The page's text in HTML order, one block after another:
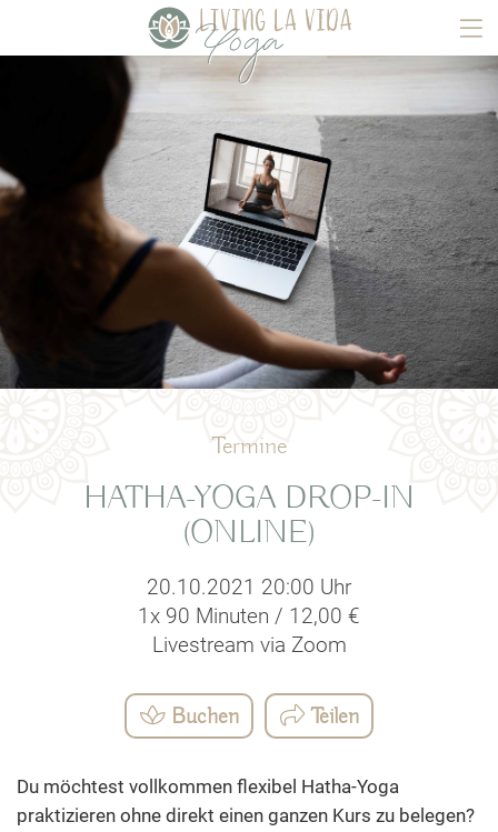
Termine
HATHA-YOGA DROP-IN
(ONLINE)
20.10.2021 20:00 Uhr
1x 90 Minuten / 12,00 €
Livestream via Zoom
Buchen Teilen
Du möchtest vollkommen flexibel Hatha-Yoga
praktizieren ohne direkt einen ganzen Kurs zu belegen?